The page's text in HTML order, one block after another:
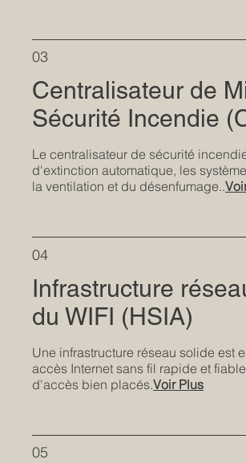
03
Centralisateur de
Sécurité Incendie
Le centralisateur de sécurité
d'extinction automatique, les
la ventilation et du désenfumage..
04
Infrastructure
du WIFI (HSIA)
Une infrastructure réseau solide est
accès Internet sans fil rapide et
d'accès bien placés.Voir Plus
05